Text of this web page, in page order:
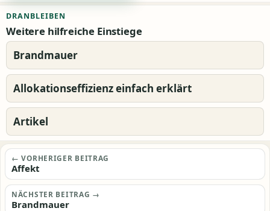
DRANBLEIBEN
Weitere hilfreiche Einstiege
Brandmauer
Allokationseffizienz einfach erklärt
Artikel
Beitragsnavigation
← VORHERIGER BEITRAG
Affekt
NÄCHSTER BEITRAG →
Brandmauer